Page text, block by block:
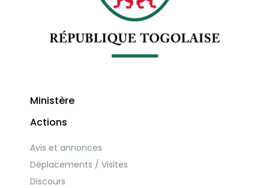
Ministère
Actions
Avis et annonces
Déplacements / Visites
Discours